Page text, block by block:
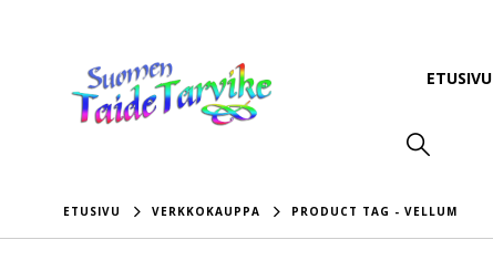
ETUSIVU
ETUSIVU VERKKOKAUPPA PRODUCT TAG -VELLUM